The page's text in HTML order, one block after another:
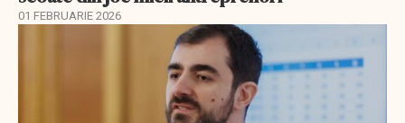
01 FEBRUARIE 2026